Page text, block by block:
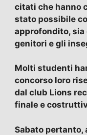
citati che hanno
stato possibile
approfondito, sia
genitori e gli
Molti studenti
concorso loro
dal club Lions
finale e
Sabato pertanto,